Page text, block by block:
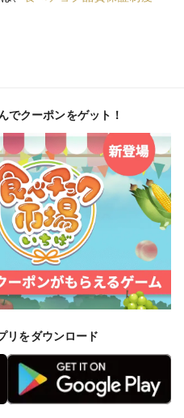
でクーポンをゲット！
リをダウンロード